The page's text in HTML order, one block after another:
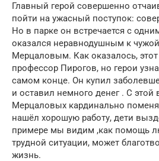
Главный герой совершенно
пойти на ужасный поступок:
Но в парке он встречается с
оказался неравнодушным к
Мерцаловым. Как оказалось,
профессор Пирогов, но герои
самом конце. Он купил
и оставил немного денег . С этой
Мерцаловых кардинально
нашёл хорошую работу, дети
примере мы видим ,как помощь
трудной ситуации, может
жизнь.